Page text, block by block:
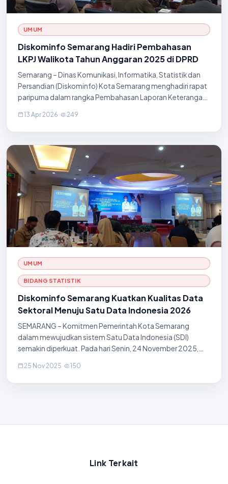
UMUM
Diskominfo Semarang Hadiri Pembahasan
LKPJ Walikota Tahun Anggaran 2025 di DPRD
Semarang – Dinas Komunikasi, Informatika, Statistik dan
Persandian (Diskominfo) Kota Semarang menghadiri rapat
paripurna dalam rangka Pembahasan Laporan Keterangan
Tahun Anggaran 2025 pada hari Senin, 13 A
13 Apr 2026 · 249
UMUM
BIDANG STATISTIK
Diskominfo Semarang Kuatkan Kualitas Data
Sektoral Menuju Satu Data Indonesia 2026
SEMARANG – Komitmen Pemerintah Kota Semarang
dalam mewujudkan sistem Satu Data Indonesia (SDI)
semakin diperkuat. Pada hari Senin, 24 November 2025,
Semarang menyelenggarakan kegiatan Sosialisasi
Penguata
25 Nov 2025 · 150
Link Terkait